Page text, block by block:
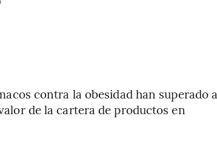
contra la obesidad han superado a
de la cartera de productos en